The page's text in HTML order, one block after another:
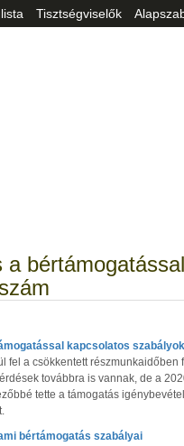
Tisztségviselők
a
kapcsolatos
fel a csökkentett
továbbra is vannak, de a
tette a támogatás
bértámogatás szabályai